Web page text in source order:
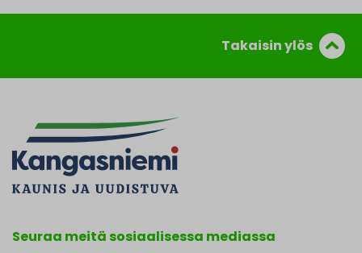
Takaisin ylös
Seuraa meitä sosiaalisessa mediassa